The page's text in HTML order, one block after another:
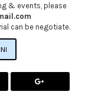
& events, please
can be negotiate.